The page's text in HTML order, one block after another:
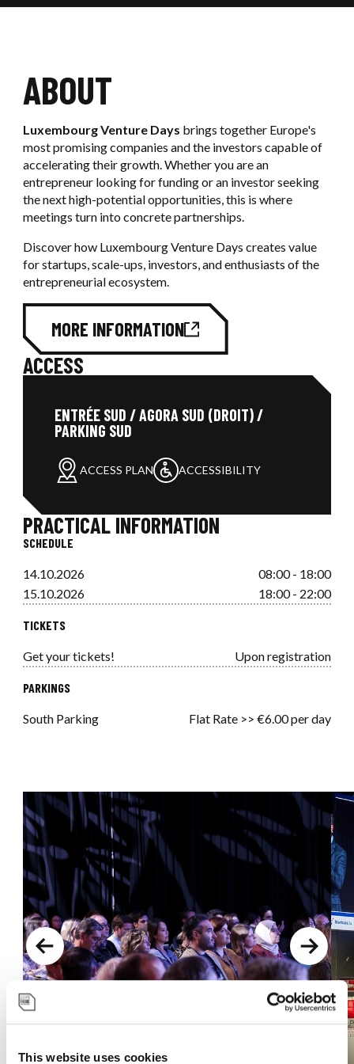
This website uses cookies
SIGMA
OUR PARTNERS
BOOK AN EVENT
CONTACT US
ABOUT
Luxembourg Venture Days brings together Europe's
most promising companies and the investors capable of
accelerating their growth. Whether you are an
entrepreneur looking for funding or an investor seeking
the next high-potential opportunities, this is where
meetings turn into concrete partnerships.
Discover how Luxembourg Venture Days creates value
for startups, scale-ups, investors, and enthusiasts of the
entrepreneurial ecosystem.
MORE INFORMATION
ACCESS
ENTRÉE SUD / AGORA SUD (DROIT) /
PARKING SUD
ACCESS PLAN ACCESSIBILITY
PRACTICAL INFORMATION
SCHEDULE
14.10.2026
08:00 - 18:00
15.10.2026
18:00 - 22:00
TICKETS
Get your tickets! Upon registration
PARKINGS
South Parking Flat Rate >> €6.00 per day
Previous Next